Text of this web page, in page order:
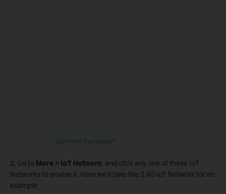
2. Go to More > IoT Network, and click any one of these IoT
Networks to enable it. Here we’ll take the 2.4G IoT Network for an
example